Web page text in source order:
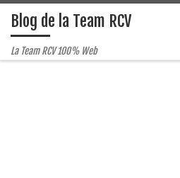
Passer au contenu
Blog de la Team RCV
La Team RCV 100% Web